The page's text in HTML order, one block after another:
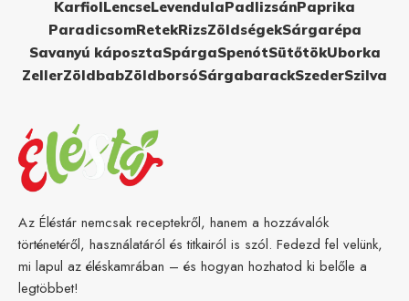
KarfiolLencseLevendulaPadlizsánPaprika
ParadicsomRetekRizsZöldségekSárgarépa
Savanyú káposztaSpárgaSpenótSütőtökUborka
ZellerZöldbabZöldborsóSárgabarackSzederSzilva
Az Éléstár nemcsak receptekről, hanem a hozzávalók
történetéről, használatáról és titkairól is szól. Fedezd fel velünk,
mi lapul az éléskamrában – és hogyan hozhatod ki belőle a
legtöbbet!